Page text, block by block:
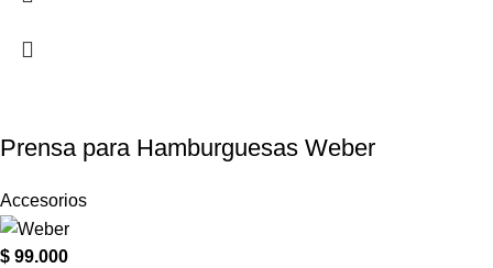
Prensa para Hamburguesas Weber
Accesorios
$ 99.000